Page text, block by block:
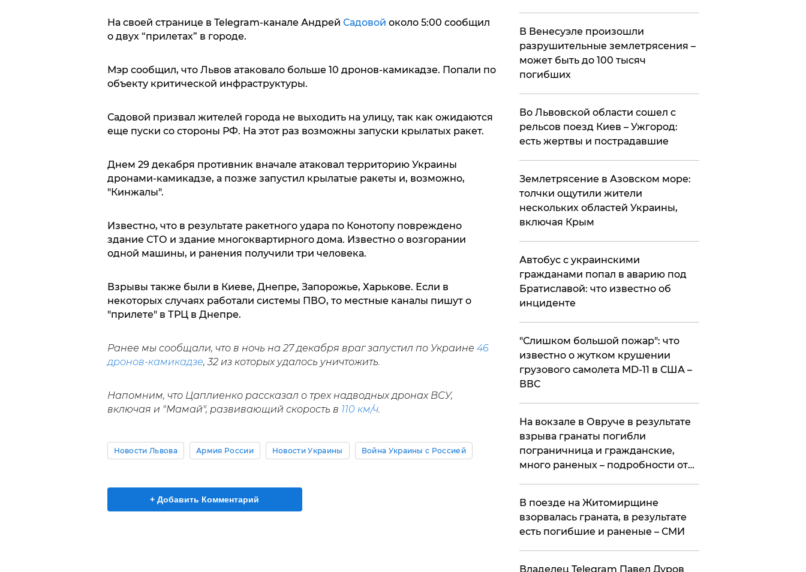
На своей странице в Telegram-канале Андрей Садовой около 5:00 сообщил
о двух “прилетах” в городе.
Мэр сообщил, что Львов атаковало больше 10 дронов-камикадзе. Попали по
объекту критической инфраструктуры.
Садовой призвал жителей города не выходить на улицу, так как ожидаются
еще пуски со стороны РФ. На этот раз возможны запуски крылатых ракет.
Днем 29 декабря противник вначале атаковал территорию Украины
дронами-камикадзе, а позже запустил крылатые ракеты и, возможно,
"Кинжалы".
Известно, что в результате ракетного удара по Конотопу повреждено
здание СТО и здание многоквартирного дома. Известно о возгорании
одной машины, и ранения получили три человека.
Взрывы также были в Киеве, Днепре, Запорожье, Харькове. Если в
некоторых случаях работали системы ПВО, то местные каналы пишут о
"прилете" в ТРЦ в Днепре.
Ранее мы сообщали, что в ночь на 27 декабря враг запустил по Украине 46
дронов-камикадзе, 32 из которых удалось уничтожить.
Напомним, что Цаплиенко рассказал о трех надводных дронах ВСУ,
включая и "Мамай", развивающий скорость в 110 км/ч.
Новости Львова Армия России Новости Украины Война Украины с Россией
+ Добавить Комментарий
В Венесуэле произошли
разрушительные землетрясения –
может быть до 100 тысяч
погибших
Во Львовской области сошел с
рельсов поезд Киев – Ужгород:
есть жертвы и пострадавшие
Землетрясение в Азовском море:
толчки ощутили жители
нескольких областей Украины,
включая Крым
Автобус с украинскими
гражданами попал в аварию под
Братиславой: что известно об
инциденте
"Слишком большой пожар": что
известно о жутком крушении
грузового самолета MD-11 в США –
ВВС
На вокзале в Овруче в результате
взрыва гранаты погибли
пограничница и гражданские,
много раненых – подробности от
В поезде на Житомирщине
взорвалась граната, в результате
есть погибшие и раненые – СМИ
Владелец Telegram Павел Дуров